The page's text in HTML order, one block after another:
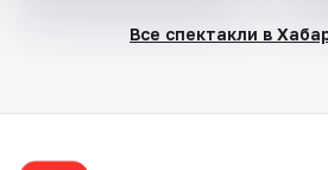
Все спектакли в